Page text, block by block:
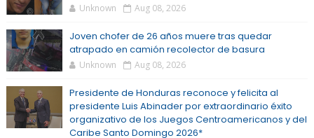
Unknown Aug 08, 2026
Joven chofer de 26 años muere tras quedar
atrapado en camión recolector de basura
Unknown Aug 08, 2026
Presidente de Honduras reconoce y felicita al
presidente Luis Abinader por extraordinario éxito
organizativo de los Juegos Centroamericanos y del
Caribe Santo Domingo 2026*